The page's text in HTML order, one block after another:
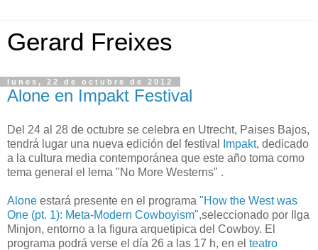
Gerard Freixes
lunes, 22 de octubre de 2012
Alone en Impakt Festival
Del 24 al 28 de octubre se celebra en Utrecht, Paises Bajos,
tendrá lugar una nueva edición del festival
Impakt, dedicado
a la cultura media contemporánea que este año toma como
tema general el lema "No More Westerns" .
Alone estará presente en el programa "How the West was
One (pt. 1): Meta-Modern Cowboyism",seleccionado por Ilga
Minjon, entorno a la figura arquetipica del Cowboy. El
programa podrá verse el día 26 a las 17 h, en el teatro